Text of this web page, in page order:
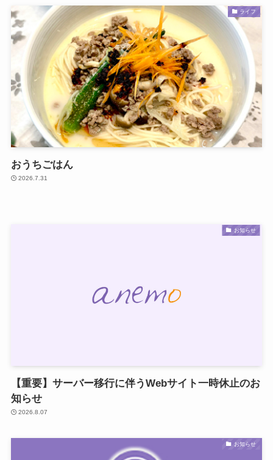
ライフ
おうちごはん
2026.7.31
お知らせ
【重要】サーバー移行に伴うWebサイト一時休止のお
知らせ
2026.8.07
お知らせ